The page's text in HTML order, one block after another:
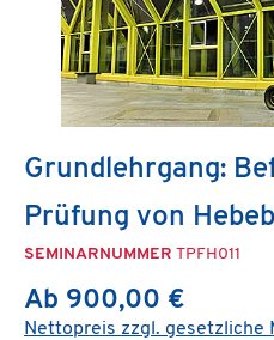
Grundlehrgang:
Prüfung von
SEMINARNUMMER TPFH011
Ab 900,00 €
Nettopreis zzgl. gesetzliche